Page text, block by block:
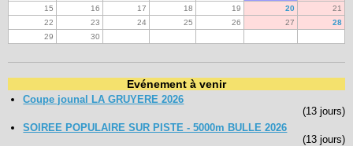
Ouverture de session
Nom d'utilisateur:
Mot de passe:
15
16 17 18 19 20
21
22
23 24 25 26 27
28
29
30
Evénement à venir
Coupe jounal LA GRUYERE 2026
(13 jours)
SOIREE POPULAIRE SUR PISTE - 5000m BULLE 2026
(13 jours)